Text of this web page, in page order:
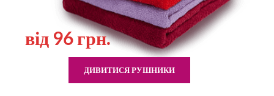
від 96 грн.
ДИВИТИСЯ РУШНИКИ